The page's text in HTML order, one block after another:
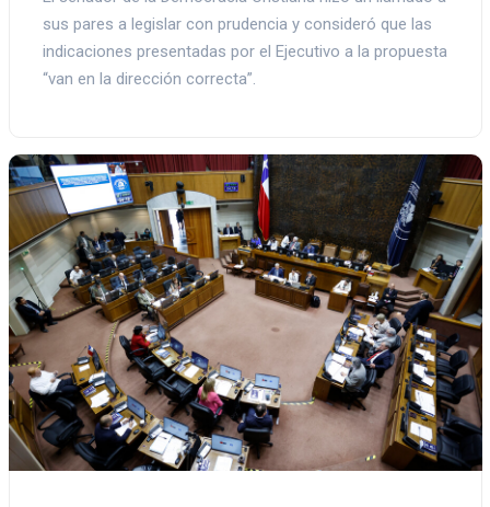
sus pares a legislar con prudencia y consideró que las
indicaciones presentadas por el Ejecutivo a la propuesta
“van en la dirección correcta”.